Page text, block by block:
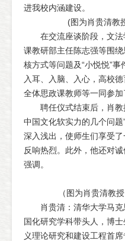
进我校内涵建设。
(图为肖贵清教授
在交流座谈阶段，文法
课教研部主任陈志强等围
核方式等问题及“小悦悦”
入耳、入脑、入心，高校
全体思政课教师等一同参加
聘任仪式结束后，肖教
中国文化软实力的几个问题
深入浅出，使师生们享受
反响热烈。此外，他还对
强调。
（图为肖贵清教授
肖贵清：清华大学马克
国化研究学科带头人，博
义理论研究和建设工程首